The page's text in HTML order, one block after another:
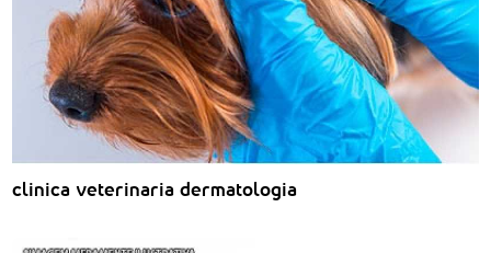
clinica veterinaria dermatologia